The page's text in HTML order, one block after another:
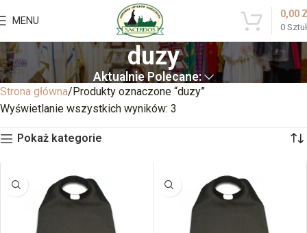
MENU
0
0,00
duzy
Aktualnie Polecane:
Strona główna Produkty oznaczone “duzy”
Wyświetlanie wszystkich wyników: 3
Pokaż kategorie